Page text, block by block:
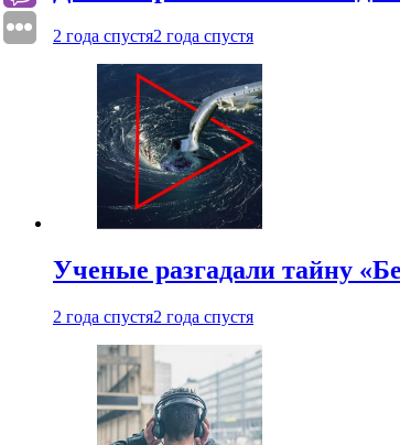
2 года спустя2 года спустя
Ученые разгадали тайну
2 года спустя2 года спустя